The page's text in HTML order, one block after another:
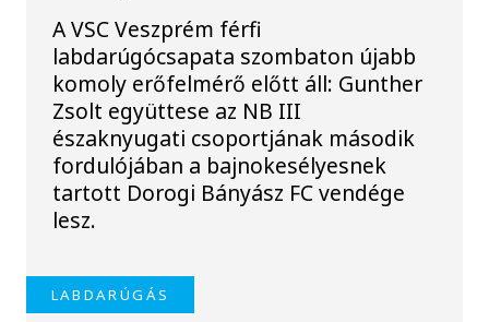
A VSC Veszprém férfi
labdarúgócsapata szombaton újabb
komoly erőfelmérő előtt áll: Gunther
Zsolt együttese az NB III
északnyugati csoportjának második
fordulójában a bajnokesélyesnek
tartott Dorogi Bányász FC vendége
lesz.
LABDARÚGÁS